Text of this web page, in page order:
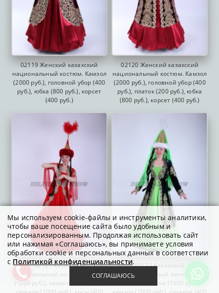
02119 Женский казахский
национальный костюм. Камзол
(2000 руб.), головной убор (400
руб.), юбка (800 руб.), корсет
(400 руб.)
02120 Женский казахский
национальный костюм. Камзол
(2000 руб.), головной убор (400
руб.), платок (200 руб.), юбка
(800 руб.), корсет (400 руб.)
02121 Казахский
национальный костюм. Платье
(1600 руб.), камзол (1200 руб.),
02122 Казахский
национальный женский
костюм. Платье (1600 руб.),
Мы используем cookie-файлы и инструменты аналитики,
чтобы ваше посещение сайта было удобным и
персонализированным. Продолжая использовать сайт
или нажимая «Соглашаюсь», вы принимаете условия
обработки cookie и персональных данных в соответствии
с Политикой конфиденциальности.
СОГЛАШАЮСЬ